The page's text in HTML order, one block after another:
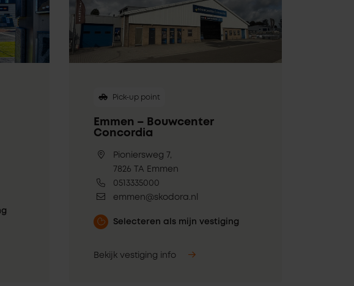
Pick-up point
Emmen – Bouwcenter
Concordia
Pioniersweg 7,
7826 TA Emmen
0513335000
emmen@skodora.nl
Selecteren als mijn vestiging
Bekijk vestiging info